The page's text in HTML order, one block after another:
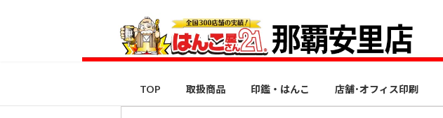
ス
ン
TOP 取扱商品 印鑑・はんこ 店舗･オフィス印刷